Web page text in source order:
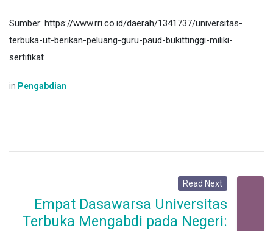
Sumber: https://www.rri.co.id/daerah/1341737/universitas-
terbuka-ut-berikan-peluang-guru-paud-bukittinggi-miliki-
sertifikat
in Pengabdian
Read Next
Empat Dasawarsa Universitas
Terbuka Mengabdi pada Negeri: